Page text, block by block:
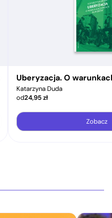
Uberyzacja. O
Katarzyna Duda
od24,95zł
Zobacz